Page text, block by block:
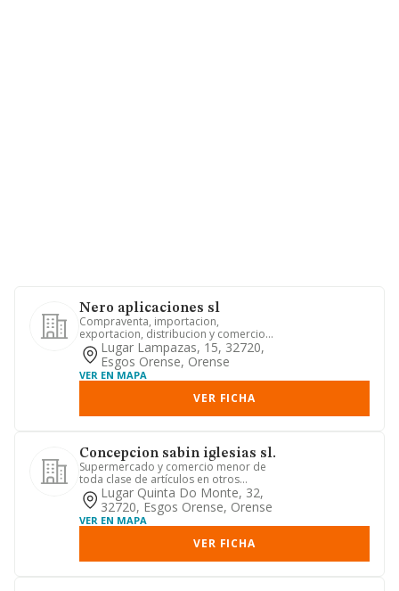
Nero aplicaciones sl
Compraventa, importacion,
exportacion, distribucion y comercio
de repuestos, articulos, maquinaria,...
Lugar Lampazas, 15, 32720,
Esgos Orense, Orense
VER EN MAPA
VER FICHA
Concepcion sabin iglesias sl.
Supermercado y comercio menor de
toda clase de artículos en otros
locales. cnae 4729. servicios de ...
Lugar Quinta Do Monte, 32,
32720, Esgos Orense, Orense
VER EN MAPA
VER FICHA